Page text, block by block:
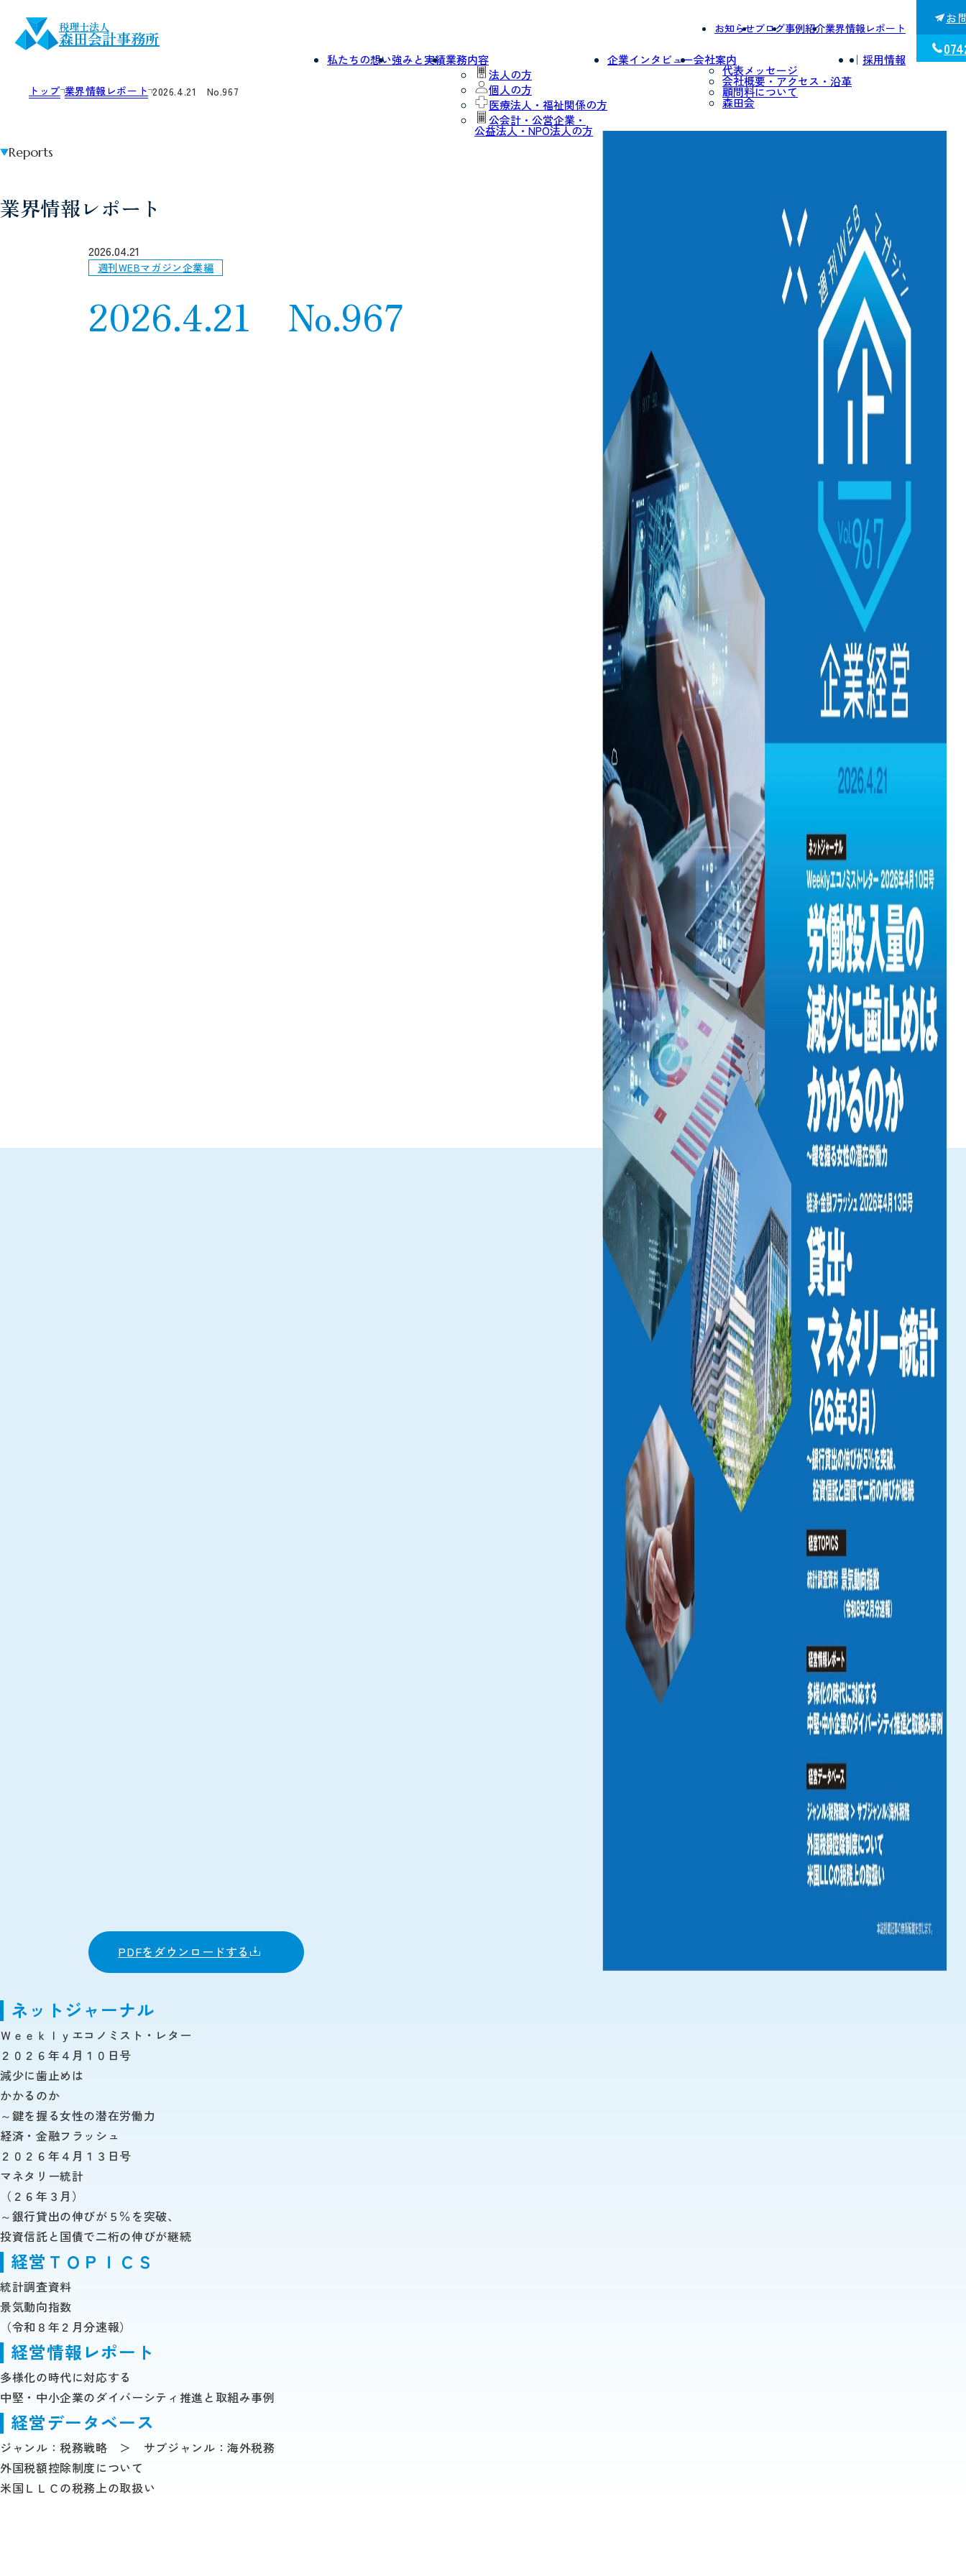
税理士法人
森田会計事務所 お知らせブログ事例紹介業界情報レポート
私たちの想い強みと実績業務内容
法人の方
個人の方
医療法人・福祉関係の方
公会計・公営企業・
公益法人・NPO法人の方
企業インタビュー会社案内
代表メッセージ
会社概要・アクセス・沿革
顧問料について
森田会
｜ 採用情報
お
トップ 業界情報レポート 2026.4.21 No.967
業界情報レポート
Reports
2026.04.21
週刊WEBマガジン企業編
2026.4.21 No.967
PDFをダウンロードする
ネットジャーナル
Ｗｅｅｋｌｙエコノミスト・レター
２０２６年４月１０日号
減少に歯止めは
かかるのか
～鍵を握る女性の潜在労働力
経済・金融フラッシュ
２０２６年４月１３日号
マネタリー統計
（２６年３月）
～銀行貸出の伸びが５％を突破、
投資信託と国債で二桁の伸びが継続
経営ＴＯＰＩＣＳ
統計調査資料
景気動向指数
（令和８年２月分速報）
経営情報レポート
多様化の時代に対応する
中堅・中小企業のダイバーシティ推進と取組み事例
経営データベース
ジャンル：税務戦略 ＞ サブジャンル：海外税務
外国税額控除制度について
米国ＬＬＣの税務上の取扱い